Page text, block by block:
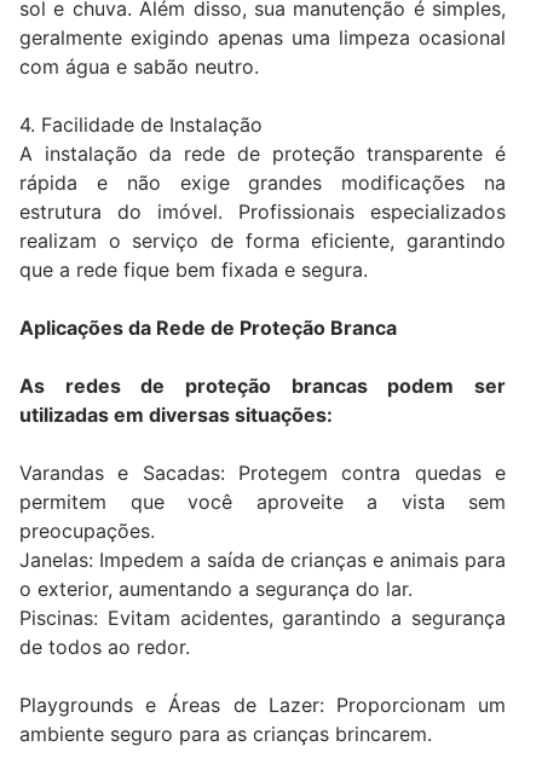
sol e chuva. Além disso, sua manutenção é simples,
geralmente exigindo apenas uma limpeza ocasional
com água e sabão neutro.
4. Facilidade de Instalação
A instalação da rede de proteção transparente é
rápida e não exige grandes modificações na
estrutura do imóvel. Profissionais especializados
realizam o serviço de forma eficiente, garantindo
que a rede fique bem fixada e segura.
Aplicações da Rede de Proteção Branca
As redes de proteção brancas podem ser
utilizadas em diversas situações:
Varandas e Sacadas: Protegem contra quedas e
permitem que você aproveite a vista sem
preocupações.
Janelas: Impedem a saída de crianças e animais para
o exterior, aumentando a segurança do lar.
Piscinas: Evitam acidentes, garantindo a segurança
de todos ao redor.
Playgrounds e Áreas de Lazer: Proporcionam um
ambiente seguro para as crianças brincarem.